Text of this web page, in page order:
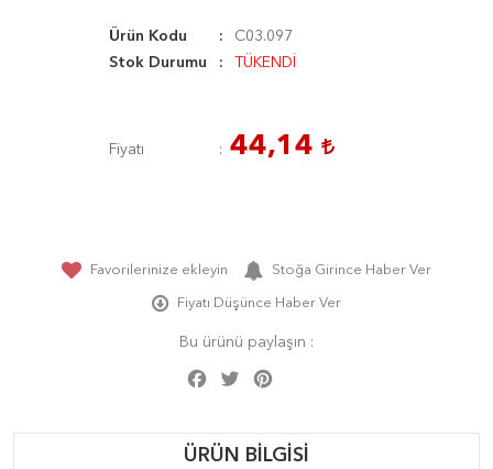
Ürün Kodu
C03.097
Stok Durumu
TÜKENDİ
Fiyatı 44,14
Favorilerinize ekleyin Stoğa Girince Haber Ver
Fiyatı Düşünce Haber Ver
Bu ürünü paylaşın :
Facebook
Twitter
ÜRÜN BILGISI